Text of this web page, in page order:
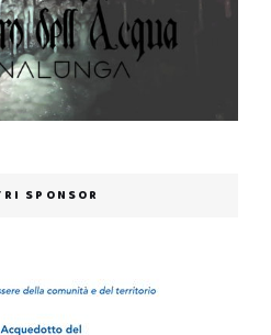
SPONSOR